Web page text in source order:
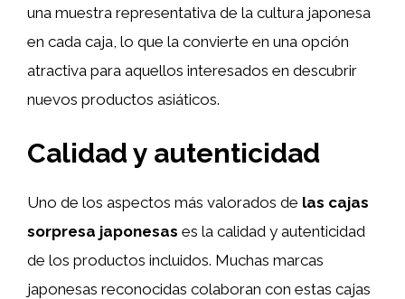
una muestra representativa de la cultura japonesa
en cada caja, lo que la convierte en una opción
atractiva para aquellos interesados en descubrir
nuevos productos asiáticos.
Calidad y autenticidad
Uno de los aspectos más valorados de las cajas
sorpresa japonesas es la calidad y autenticidad
de los productos incluidos. Muchas marcas
japonesas reconocidas colaboran con estas cajas